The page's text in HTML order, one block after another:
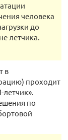
человека
до
летчика.
в
проходит
по